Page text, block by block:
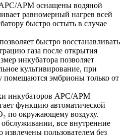
APM оснащены водяной
равномерный нагрев всей
быстро остыть в случае
быстро восстанавливать
газа после открытия
инкубатора позволяет
культивирование, при
помещаются эмбрионы только от
инкубаторов APC/APM
функцию автоматической
по окружающему воздуху.
все внутренние
извлечены пользователем без